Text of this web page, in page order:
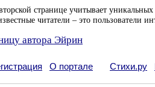
странице учитывает
читатели – это пользователи
автора Эйрин
О портале Стихи.ру